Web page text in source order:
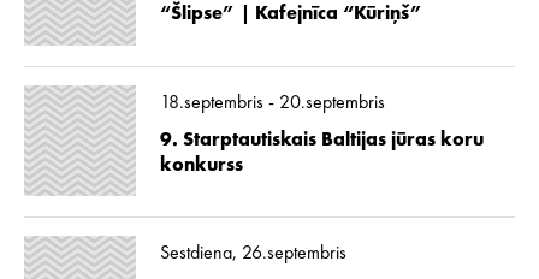
“Šlipse” | Kafejnīca “Kūriņš”
18.septembris - 20.septembris
9. Starptautiskais Baltijas jūras koru
konkurss
Sestdiena, 26.septembris